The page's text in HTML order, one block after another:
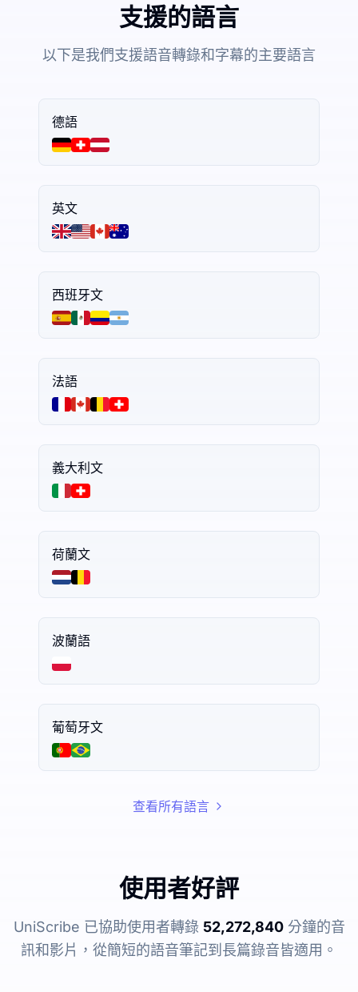
支援的語言
以下是我們支援語音轉錄和字幕的主要語言
德語
英文
西班牙文
法語
義大利文
荷蘭文
波蘭語
葡萄牙文
查看所有語言
使用者好評
UniScribe 已協助使用者轉錄 52,272,840分鐘的音
訊和影片，從簡短的語音筆記到長篇錄音皆適用。